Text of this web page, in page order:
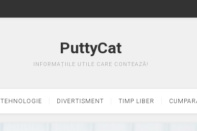
PuttyCat
INFORMAȚIILE UTILE CARE CONTEAZĂ!
TEHNOLOGIE DIVERTISMENT TIMP LIBER